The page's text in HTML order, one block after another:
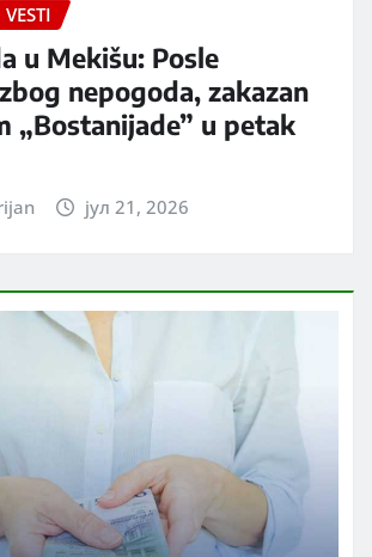
VESTI
u Mekišu: Posle
nepogoda, zakazan
„Bostanijade” u petak
јул 21, 2026